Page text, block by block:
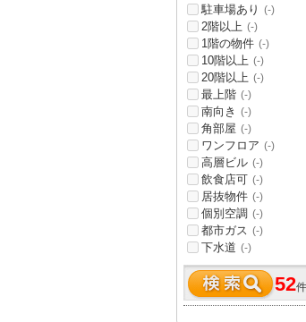
駐車場あり (-)
2階以上 (-)
1階の物件 (-)
10階以上 (-)
20階以上 (-)
最上階 (-)
南向き (-)
角部屋 (-)
ワンフロア (-)
高層ビル (-)
飲食店可 (-)
居抜物件 (-)
個別空調 (-)
都市ガス (-)
下水道 (-)
52